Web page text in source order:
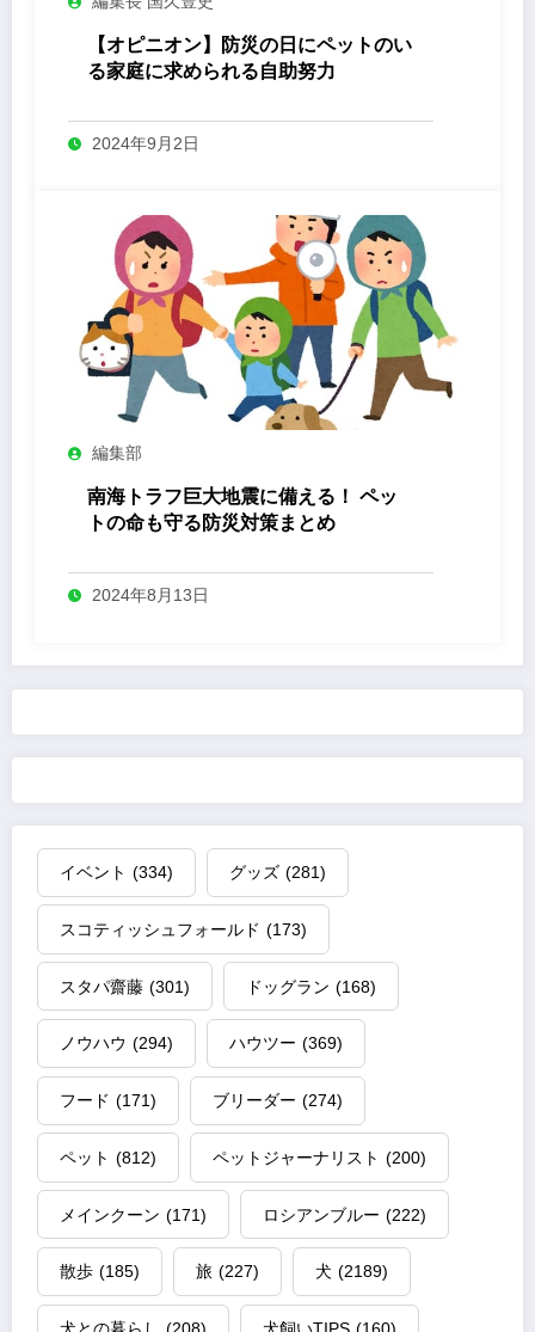
【オピニオン】防災の日にペットのい
る家庭に求められる自助努力
2024年9月2日
編集部
南海トラフ巨大地震に備える！ ペッ
トの命も守る防災対策まとめ
2024年8月13日
イベント (334) グッズ (281)
スコティッシュフォールド (173)
スタパ齋藤 (301) ドッグラン (168)
ノウハウ (294) ハウツー (369)
フード (171) ブリーダー (274)
ペット (812) ペットジャーナリスト (200)
メインクーン (171) ロシアンブルー (222)
散歩 (185) 旅 (227) 犬 (2189)